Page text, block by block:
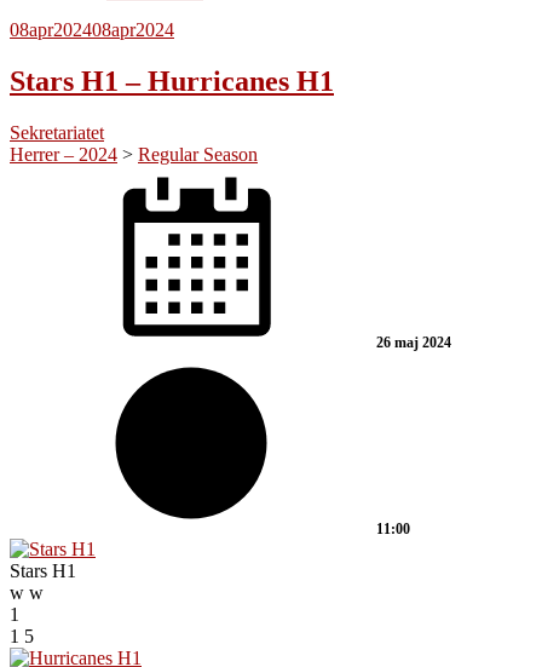
08apr202408apr2024
Stars H1 – Hurricanes H1
Sekretariatet
Herrer – 2024 > Regular Season
26 maj 2024
11:00
Stars H1
w w
1
1 5